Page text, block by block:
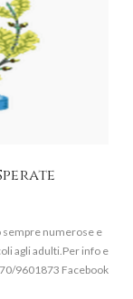
sempre numerose e
agli adulti.Per info e
9601873 Facebook